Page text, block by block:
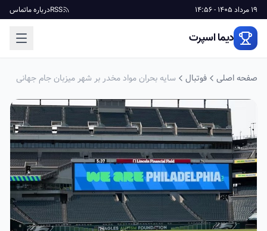
19 مرداد 1405 - 14:56 RSSدرباره ماتماس
دیما اسپرت
صفحه اصلی فوتبال سایه بحران مواد مخدر بر شهر میزبان جام جهانی